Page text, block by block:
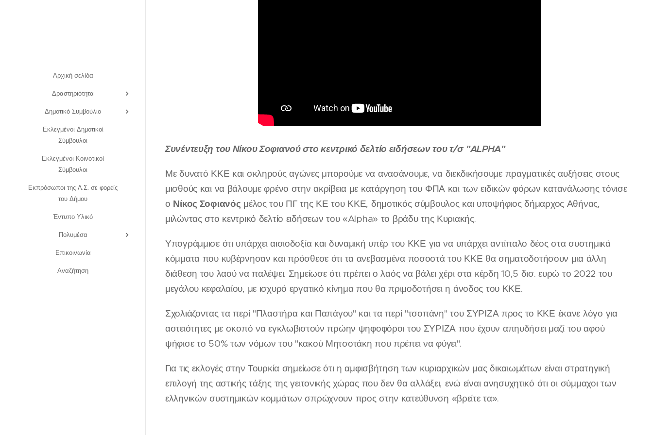
Αρχική σελίδα
Δραστηριότητα
Δημοτικό Συμβούλιο
Εκλεγμένοι Δημοτικοί
Σύμβουλοι
Εκλεγμένοι Κοινοτικοί
Σύμβουλοι
Εκπρόσωποι της Λ.Σ. σε φορείς
του Δήμου
Έντυπο Υλικό
Πολυμέσα
Επικοινωνία
Αναζήτηση
Συνέντευξη του Νίκου Σοφιανού στο κεντρικό δελτίο ειδήσεων του τ/σ "ALPHA"
Με δυνατό ΚΚΕ και σκληρούς αγώνες μπορούμε να ανασάνουμε, να διεκδικήσουμε πραγματικές αυξήσεις στους
μισθούς και να βάλουμε φρένο στην ακρίβεια με κατάργηση του ΦΠΑ και των ειδικών φόρων κατανάλωσης τόνισε
ο Νίκος Σοφιανός μέλος του ΠΓ της ΚΕ του ΚΚΕ, δημοτικός σύμβουλος και υποψήφιος δήμαρχος Αθήνας,
μιλώντας στο κεντρικό δελτίο ειδήσεων του «Alpha» το βράδυ της Κυριακής.
Υπογράμμισε ότι υπάρχει αισιοδοξία και δυναμική υπέρ του ΚΚΕ για να υπάρχει αντίπαλο δέος στα συστημικά
κόμματα που κυβέρνησαν και πρόσθεσε ότι τα ανεβασμένα ποσοστά του ΚΚΕ θα σηματοδοτήσουν μια άλλη
διάθεση του λαού να παλέψει. Σημείωσε ότι πρέπει ο λαός να βάλει χέρι στα κέρδη 10,5 δισ. ευρώ το 2022 του
μεγάλου κεφαλαίου, με ισχυρό εργατικό κίνημα που θα πριμοδοτήσει η άνοδος του ΚΚΕ.
Σχολιάζοντας τα περί "Πλαστήρα και Παπάγου" και τα περί "τσοπάνη" του ΣΥΡΙΖΑ προς το ΚΚΕ έκανε λόγο για
αστειότητες με σκοπό να εγκλωβιστούν πρώην ψηφοφόροι του ΣΥΡΙΖΑ που έχουν απηυδήσει μαζί του αφού
ψήφισε το 50% των νόμων του "κακού Μητσοτάκη που πρέπει να φύγει".
Για τις εκλογές στην Τουρκία σημείωσε ότι η αμφισβήτηση των κυριαρχικών μας δικαιωμάτων είναι στρατηγική
επιλογή της αστικής τάξης της γειτονικής χώρας που δεν θα αλλάξει, ενώ είναι ανησυχητικό ότι οι σύμμαχοι των
ελληνικών συστημικών κομμάτων σπρώχνουν προς στην κατεύθυνση «βρείτε τα».